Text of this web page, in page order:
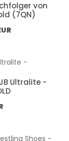
von
(7QN)
Ultralite -